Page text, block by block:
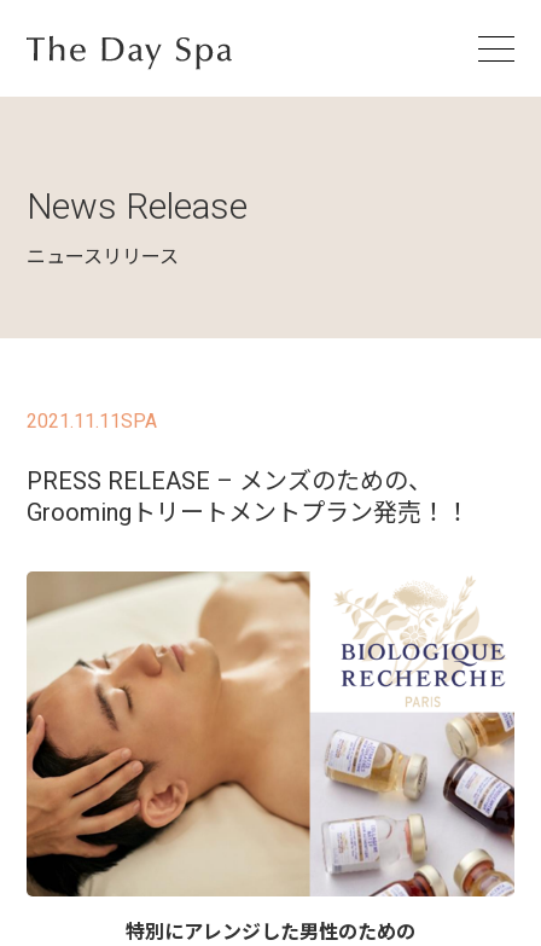
News Release
ニュースリリース
2021.11.11SPA
PRESS RELEASE – メンズのための、
Groomingトリートメントプラン発売！！
特別にアレンジした男性のための